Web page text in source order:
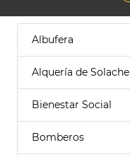
Albufera
Alquería de Solache
Bienestar Social
Bomberos